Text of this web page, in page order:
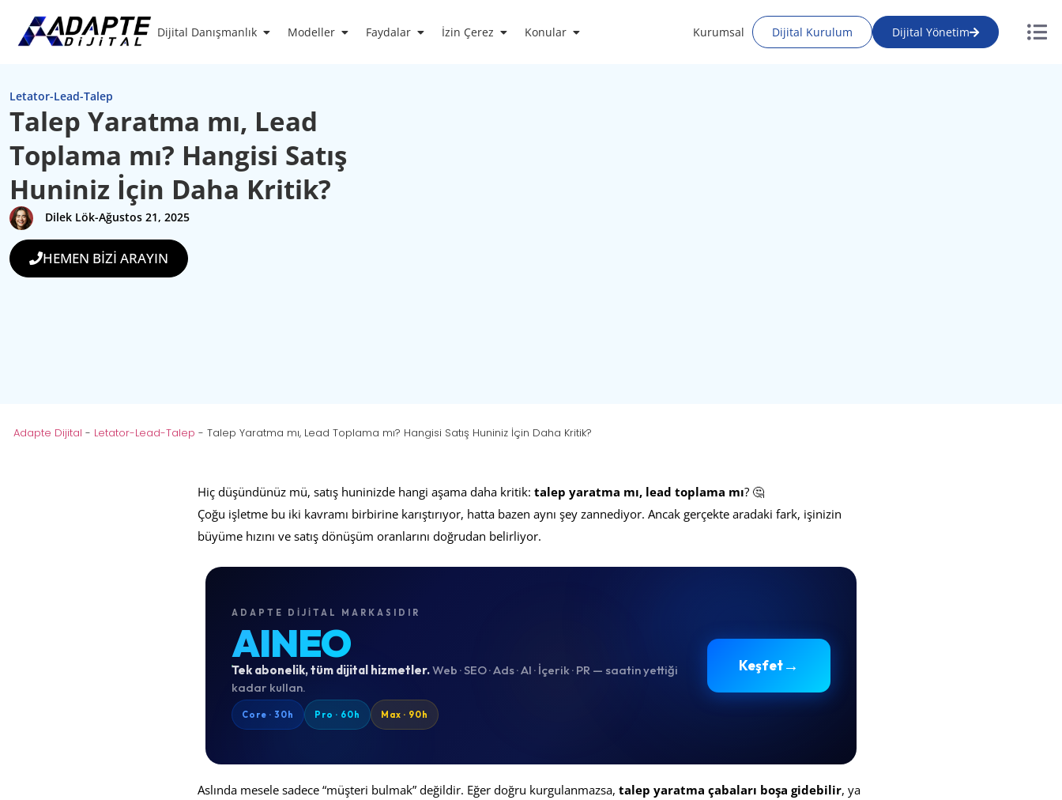
Dijital Danışmanlık Modeller Faydalar İzin Çerez Konular Kurumsal Dijital Kurulum Dijital Yönetim
Letator-Lead-Talep
Talep Yaratma mı, Lead
Toplama mı? Hangisi Satış
Huniniz İçin Daha Kritik?
Dilek Lök-Ağustos 21, 2025
HEMEN BİZİ ARAYIN
Adapte Dijital - Letator-Lead-Talep - Talep Yaratma mı, Lead Toplama mı? Hangisi Satış Huniniz İçin Daha Kritik?
Hiç düşündünüz mü, satış huninizde hangi aşama daha kritik: talep yaratma mı, lead toplama mı? 🤔
Çoğu işletme bu iki kavramı birbirine karıştırıyor, hatta bazen aynı şey zannediyor. Ancak gerçekte aradaki fark, işinizin
büyüme hızını ve satış dönüşüm oranlarını doğrudan belirliyor.
ADAPTE DIJITAL MARKASIDIR
AINEO
Tek abonelik, tüm dijital hizmetler.Web · SEO · Ads · AI · İçerik · PR — saatin yettiği
kadar kullan.
Core · 30h Pro · 60h Max · 90h
Keşfet→
Aslında mesele sadece “müşteri bulmak” değildir. Eğer doğru kurgulanmazsa, talep yaratma çabaları boşa gidebilir, ya